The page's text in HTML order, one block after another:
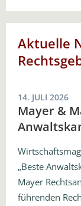
Aktuelle
14. JULI 2026
Mayer &
„Beste
Mayer
führenden